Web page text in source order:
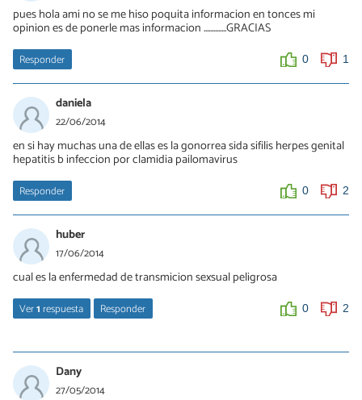
pues hola ami no se me hiso poquita informacion en tonces mi
opinion es de ponerle mas informacion ..............GRACIAS
Responder 0 1
daniela
22/06/2014
en si hay muchas una de ellas es la gonorrea sida sifilis herpes genital
hepatitis b infeccion por clamidia pailomavirus
Responder 0 2
huber
17/06/2014
cual es la enfermedad de transmicion sexsual peligrosa
Ver1respuesta Responder 0 2
TE DIRIA PERO NO SE
Dany
27/05/2014